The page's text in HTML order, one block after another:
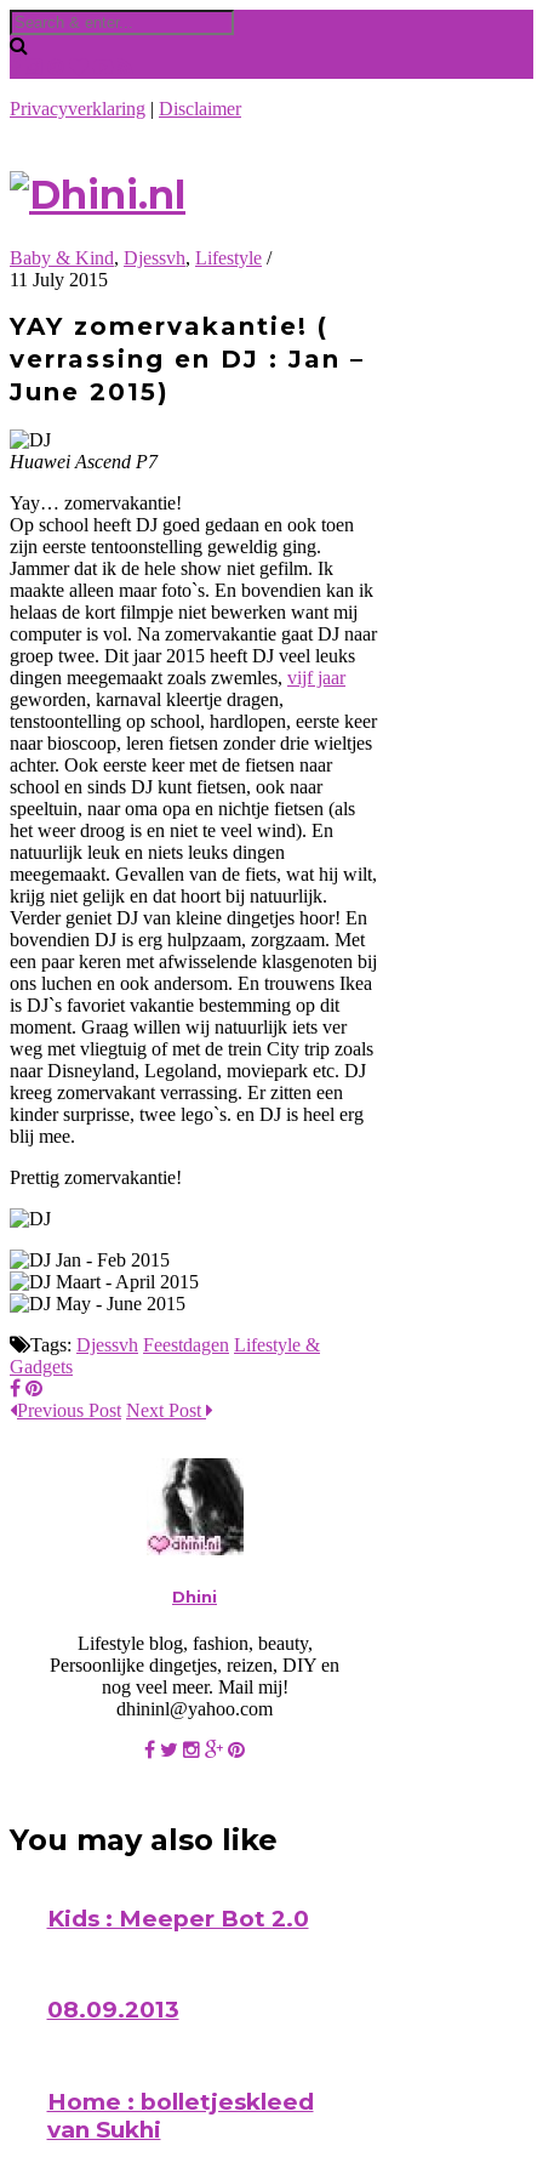
Privacyverklaring | Disclaimer
Baby & Kind, Djessvh, Lifestyle /
11 July 2015
YAY zomervakantie! (
verrassing en DJ : Jan –
June 2015)
Huawei Ascend P7
Yay… zomervakantie!
Op school heeft DJ goed gedaan en ook toen
zijn eerste tentoonstelling geweldig ging.
Jammer dat ik de hele show niet gefilm. Ik
maakte alleen maar foto`s. En bovendien kan ik
helaas de kort filmpje niet bewerken want mij
computer is vol. Na zomervakantie gaat DJ naar
groep twee. Dit jaar 2015 heeft DJ veel leuks
dingen meegemaakt zoals zwemles, vijf jaar
geworden, karnaval kleertje dragen,
tenstoontelling op school, hardlopen, eerste keer
naar bioscoop, leren fietsen zonder drie wieltjes
achter. Ook eerste keer met de fietsen naar
school en sinds DJ kunt fietsen, ook naar
speeltuin, naar oma opa en nichtje fietsen (als
het weer droog is en niet te veel wind). En
natuurlijk leuk en niets leuks dingen
meegemaakt. Gevallen van de fiets, wat hij wilt,
krijg niet gelijk en dat hoort bij natuurlijk.
Verder geniet DJ van kleine dingetjes hoor! En
bovendien DJ is erg hulpzaam, zorgzaam. Met
een paar keren met afwisselende klasgenoten bij
ons luchen en ook andersom. En trouwens Ikea
is DJ`s favoriet vakantie bestemming op dit
moment. Graag willen wij natuurlijk iets ver
weg met vliegtuig of met de trein City trip zoals
naar Disneyland, Legoland, moviepark etc. DJ
kreeg zomervakant verrassing. Er zitten een
kinder surprisse, twee lego`s. en DJ is heel erg
blij mee.
Prettig zomervakantie!
Tags: Djessvh Feestdagen Lifestyle &
Gadgets
Previous Post Next Post
Dhini
Lifestyle blog, fashion, beauty,
Persoonlijke dingetjes, reizen, DIY en
nog veel meer. Mail mij!
dhininl@yahoo.com
You may also like
Kids : Meeper Bot 2.0
08.09.2013
Home : bolletjeskleed
van Sukhi